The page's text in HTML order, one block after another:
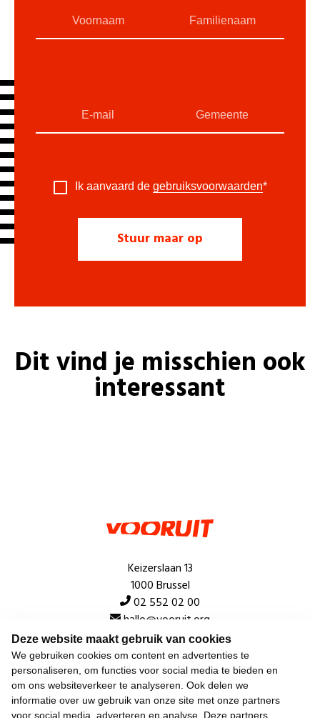
Deze website maakt gebruik van cookies
We gebruiken cookies om content en advertenties te
personaliseren, om functies voor social media te bieden en
om ons websiteverkeer te analyseren. Ook delen we
informatie over uw gebruik van onze site met onze partners
voor social media, adverteren en analyse. Deze partners
Ik aanvaard de gebruiksvoorwaarden*
Dit vind je misschien ook
interessant
Keizerslaan 13
1000 Brussel
02 552 02 00
hallo@vooruit.org
Snel
Over de beweging